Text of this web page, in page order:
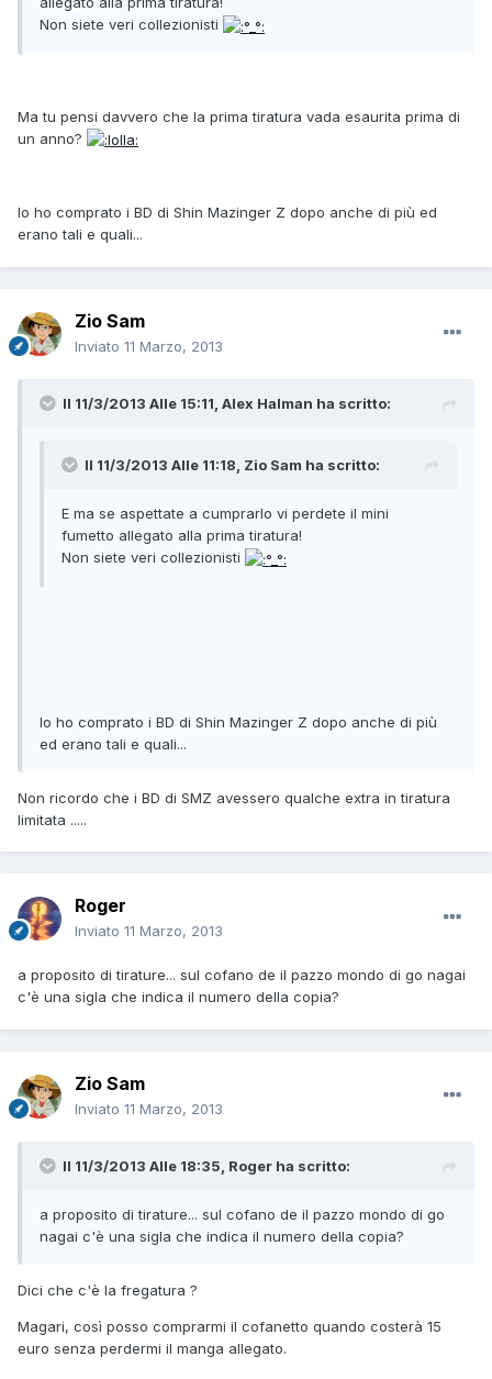
Non siete veri collezionisti
Ma tu pensi davvero che la prima tiratura vada esaurita prima di
un anno?
Io ho comprato i BD di Shin Mazinger Z dopo anche di più ed
erano tali e quali...
Zio Sam
Inviato 11 Marzo, 2013
Il 11/3/2013 Alle 15:11, Alex Halman ha scritto:
Il 11/3/2013 Alle 11:18, Zio Sam ha scritto:
E ma se aspettate a cumprarlo vi perdete il mini
fumetto allegato alla prima tiratura!
Non siete veri collezionisti
Io ho comprato i BD di Shin Mazinger Z dopo anche di più
ed erano tali e quali...
Non ricordo che i BD di SMZ avessero qualche extra in tiratura
limitata .....
Roger
Inviato 11 Marzo, 2013
a proposito di tirature... sul cofano de il pazzo mondo di go nagai
c'è una sigla che indica il numero della copia?
Zio Sam
Inviato 11 Marzo, 2013
Il 11/3/2013 Alle 18:35, Roger ha scritto:
a proposito di tirature... sul cofano de il pazzo mondo di go
nagai c'è una sigla che indica il numero della copia?
Dici che c'è la fregatura ?
Magari, così posso comprarmi il cofanetto quando costerà 15
euro senza perdermi il manga allegato.